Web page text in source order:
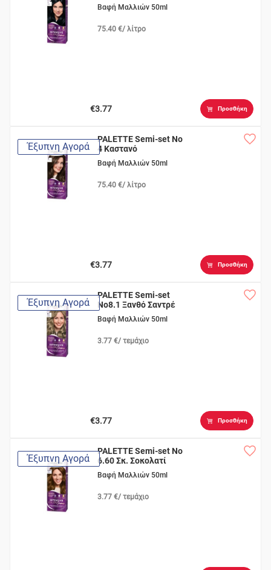
Βαφή Μαλλιών 50ml
75.40 €/ λίτρο
€3.77 Προσθήκη
Έξυπνη Αγορά
PALETTE Semi-set Νο
4 Καστανό
Βαφή Μαλλιών 50ml
75.40 €/ λίτρο
€3.77 Προσθήκη
Έξυπνη Αγορά
PALETTE Semi-set
Νο8.1 Ξανθό Σαντρέ
Βαφή Μαλλιών 50ml
3.77 €/ τεμάχιο
€3.77 Προσθήκη
Έξυπνη Αγορά
PALETTE Semi-set Νο
6.60 Σκ. Σοκολατί
Βαφή Μαλλιών 50ml
3.77 €/ τεμάχιο